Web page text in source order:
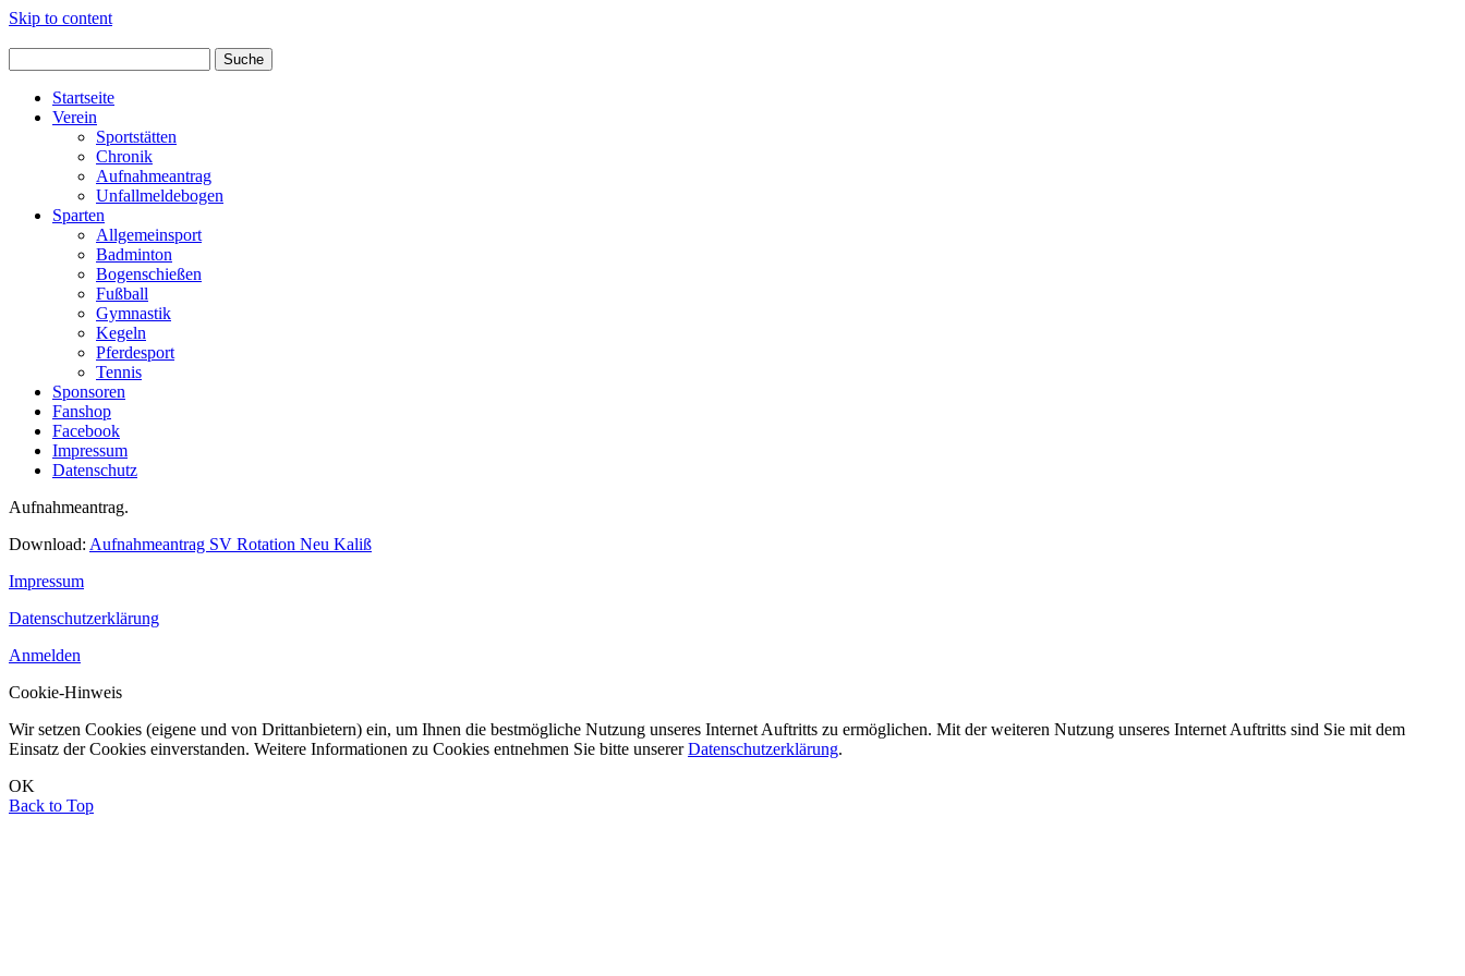
Skip to content
Startseite
Verein
Sportstätten
Chronik
Aufnahmeantrag
Unfallmeldebogen
Sparten
Allgemeinsport
Badminton
Bogenschießen
Fußball
Gymnastik
Kegeln
Pferdesport
Tennis
Sponsoren
Fanshop
Facebook
Impressum
Datenschutz
Aufnahmeantrag.
Download: Aufnahmeantrag SV Rotation Neu Kaliß
Impressum
Datenschutzerklärung
Anmelden
Cookie-Hinweis
Wir setzen Cookies (eigene und von Drittanbietern) ein, um Ihnen die bestmögliche Nutzung unseres Internet Auftritts zu ermöglichen. Mit der weiteren Nutzung unseres Internet Auftritts sind Sie mit dem
Einsatz der Cookies einverstanden. Weitere Informationen zu Cookies entnehmen Sie bitte unsererDatenschutzerklärung.
OK
Back to Top